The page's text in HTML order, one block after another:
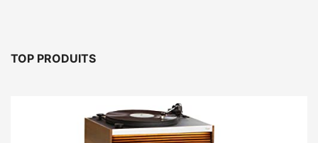
TOP PRODUITS